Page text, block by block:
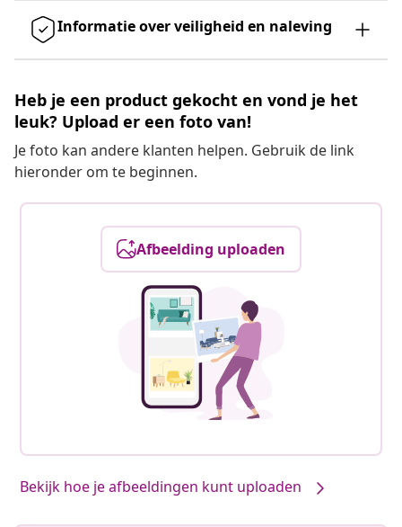
Informatie over veiligheid en naleving
Heb je een product gekocht en vond je het
leuk? Upload er een foto van!
Je foto kan andere klanten helpen. Gebruik de link
hieronder om te beginnen.
Afbeelding uploaden
Bekijk hoe je afbeeldingen kunt uploaden